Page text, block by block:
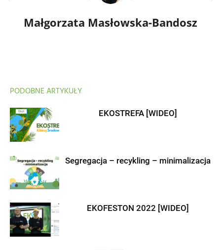
Małgorzata Masłowska-Bandosz
PODOBNE ARTYKUŁY
EKOSTREFA [WIDEO]
Segregacja – recykling – minimalizacja
EKOFESTON 2022 [WIDEO]